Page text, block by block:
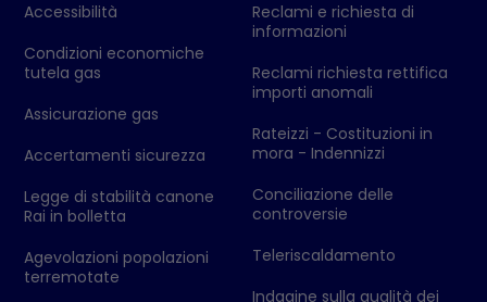
Accessibilità
Condizioni economiche
tutela gas
Assicurazione gas
Accertamenti sicurezza
Legge di stabilità canone
Rai in bolletta
Agevolazioni popolazioni
terremotate
Reclami e richiesta di
informazioni
Reclami richiesta rettifica
importi anomali
Rateizzi - Costituzioni in
mora - Indennizzi
Conciliazione delle
controversie
Teleriscaldamento
Indagine sulla qualità dei